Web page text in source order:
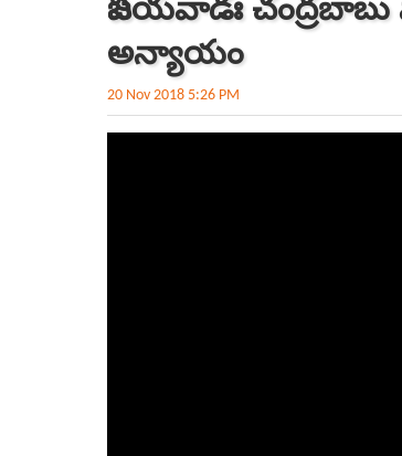
విజయవాడః చంద్రబాబు
అన్యాయం
20 Nov 2018 5:26 PM